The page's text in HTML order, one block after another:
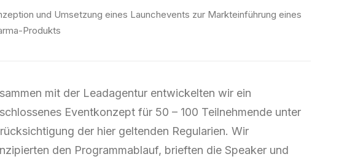
und Umsetzung eines Launchevents zur Markteinführung eines
Produkts
mit der Leadagentur entwickelten wir ein
Eventkonzept für 50 – 100 Teilnehmende unter
der hier geltenden Regularien. Wir
den Programmablauf, brieften die Speaker und